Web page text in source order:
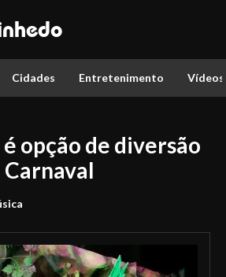
Cidades Entretenimento Vídeos
opção de diversão